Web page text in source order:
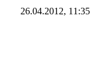
26.04.2012, 11:35